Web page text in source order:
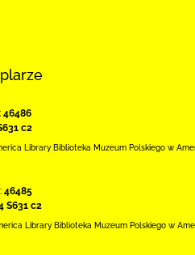
46486
c2
Library Biblioteka Muzeum Polskiego w
46485
S631 c2
Library Biblioteka Muzeum Polskiego w